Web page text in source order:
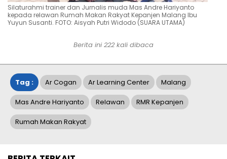
Silaturahmi trainer dan Jurnalis muda Mas Andre Hariyanto
kepada relawan Rumah Makan Rakyat Kepanjen Malang Ibu
Yuyun Susanti. FOTO: Aisyah Putri Widodo (SUARA UTAMA)
Berita ini 222 kali dibaca
Tag : Ar Cogan Ar Learning Center Malang
Mas Andre Hariyanto Relawan RMR Kepanjen
Rumah Makan Rakyat